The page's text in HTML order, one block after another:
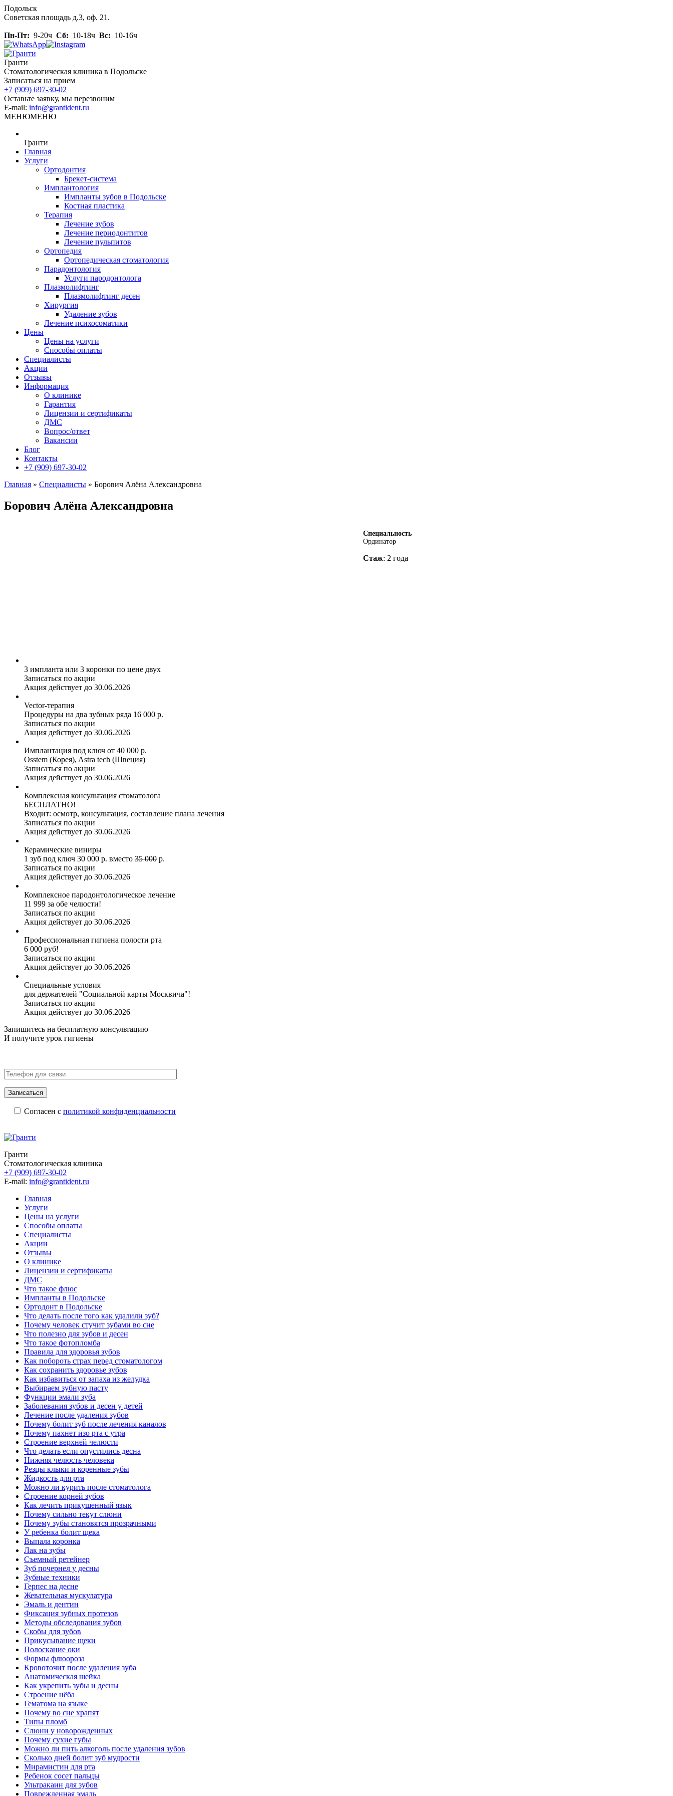
Skip
to
Подольск
Советская площадь д.3, оф. 21.
Пн-Пт: 9-20ч Сб: 10-18ч Вс: 10-16ч
Гранти
Стоматологическая клиника в Подольске
Записаться на прием
+7 (909) 697-30-02
Оставьте заявку, мы перезвоним
E-mail: info@grantident.ru
МЕНЮМЕНЮ
Гранти
Главная
Услуги
Ортодонтия
Брекет-система
Имплантология
Импланты зубов в Подольске
Костная пластика
Терапия
Лечение зубов
Лечение периодонтитов
Лечение пульпитов
Ортопедия
Ортопедическая стоматология
Парадонтология
Услуги пародонтолога
Плазмолифтинг
Плазмолифтинг десен
Хирургия
Удаление зубов
Лечение психосоматики
Цены
Цены на услуги
Способы оплаты
Специалисты
Акции
Отзывы
Информация
О клинике
Гарантия
Лицензии и сертификаты
ДМС
Вопрос/ответ
Вакансии
Блог
Контакты
+7 (909) 697-30-02
Главная » Специалисты » Борович Алёна Александровна
Борович Алёна Александровна
Специальность
Ординатор
Стаж: 2 года
3 импланта или 3 коронки по цене двух
Записаться по акции
Акция действует до 30.06.2026
Vector-терапия
Процедуры на два зубных ряда 16 000 р.
Записаться по акции
Акция действует до 30.06.2026
Имплантация под ключ от 40 000 р.
Osstem (Корея), Astra tech (Швеция)
Записаться по акции
Акция действует до 30.06.2026
Комплексная консультация стоматолога
БЕСПЛАТНО!
Входит: осмотр, консультация, составление плана лечения
Записаться по акции
Акция действует до 30.06.2026
Керамические виниры
1 зуб под ключ 30 000 р. вместо 35 000 р.
Записаться по акции
Акция действует до 30.06.2026
Комплексное пародонтологическое лечение
11 999 за обе челюсти!
Записаться по акции
Акция действует до 30.06.2026
Профессиональная гигиена полости рта
6 000 руб!
Записаться по акции
Акция действует до 30.06.2026
Специальные условия
для держателей "Социальной карты Москвича"!
Записаться по акции
Акция действует до 30.06.2026
Запишитесь на бесплатную консультацию
И получите урок гигиены
Согласен с политикой конфиденциальности
Гранти
Стоматологическая клиника
+7 (909) 697-30-02
E-mail: info@grantident.ru
Главная
Услуги
Цены на услуги
Способы оплаты
Специалисты
Акции
Отзывы
О клинике
Лицензии и сертификаты
ДМС
Что такое флюс
Импланты в Подольске
Ортодонт в Подольске
Что делать после того как удалили зуб?
Почему человек стучит зубами во сне
Что полезно для зубов и десен
Что такое фотопломба
Правила для здоровья зубов
Как побороть страх перед стоматологом
Как сохранить здоровье зубов
Как избавиться от запаха из желудка
Выбираем зубную пасту
Функции эмали зуба
Заболевания зубов и десен у детей
Лечение после удаления зубов
Почему болит зуб после лечения каналов
Почему пахнет изо рта с утра
Cтроение верхней челюсти
Что делать если опустились десна
Нижняя челюсть человека
Резцы клыки и коренные зубы
Жидкость для рта
Можно ли курить после стоматолога
Cтроение корней зубов
Как лечить прикушенный язык
Почему сильно текут слюни
Почему зубы становятся прозрачными
У ребенка болит щека
Выпала коронка
Лак на зубы
Съемный ретейнер
Зуб почернел у десны
Зубные техники
Герпес на десне
Жевательная мускулатура
Эмаль и дентин
Фиксация зубных протезов
Методы обследования зубов
Скобы для зубов
Прикусывание щеки
Полоскание оки
Формы флюороза
Кровоточит после удаления зуба
Анатомическая шейка
Как укрепить зубы и десны
Cтроение нёба
Гематома на языке
Почему во сне храпят
Типы пломб
Слюни у новорожденных
Почему сухие губы
Можно ли пить алкоголь после удаления зубов
Сколько дней болит зуб мудрости
Мирамистин для рта
Ребенок сосет пальцы
Ультракаин для зубов
Поврежденная эмаль